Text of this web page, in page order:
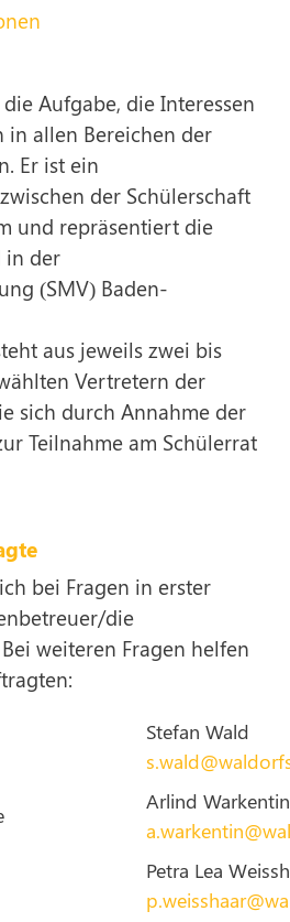
Aufgabe, die Interessen
in allen Bereichen der
Er ist ein
der Schülerschaft
und repräsentiert die
in der
(SMV) Baden-
aus jeweils zwei bis
Vertretern der
sich durch Annahme der
Teilnahme am Schülerrat
bei Fragen in erster
die
weiteren Fragen helfen
Stefan Wald
Arlind Warkentin
Petra Lea